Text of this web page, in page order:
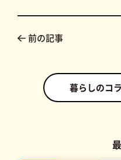
前の記事
暮らしのコ